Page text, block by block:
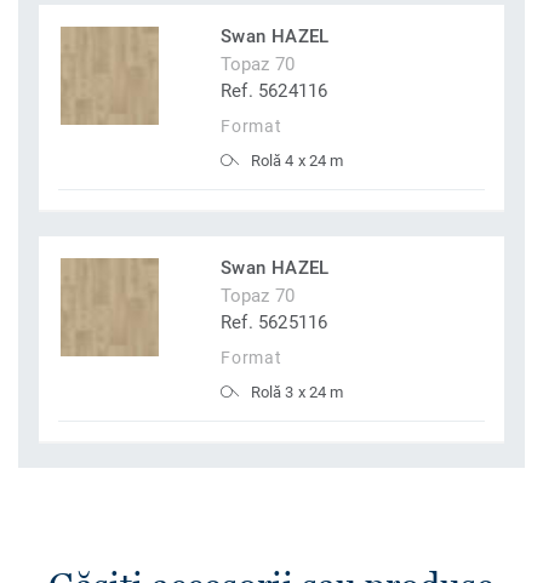
Swan HAZEL
Topaz 70
Ref. 5624116
Format
Rolă 4 x 24 m
Swan HAZEL
Topaz 70
Ref. 5625116
Format
Rolă 3 x 24 m